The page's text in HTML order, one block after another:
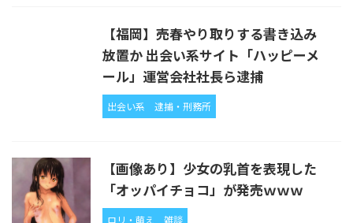
【福岡】売春やり取りする書き込み
放置か 出会い系サイト「ハッピーメ
ール」運営会社社長ら逮捕
出会い系 逮捕・刑務所
【画像あり】少女の乳首を表現した
「オッパイチョコ」が発売ｗｗｗ
ロリ・萌え 雑談